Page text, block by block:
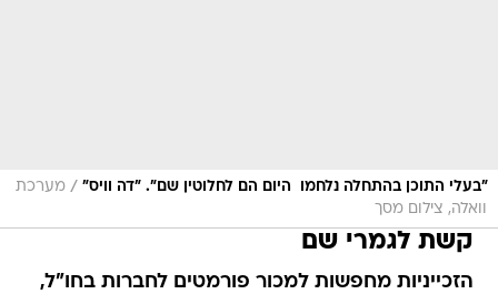
"בעלי התוכן בהתחלה נלחמו  היום הם לחלוטין שם". "דה וויס" / מערכת
וואלה, צילום מסך
קשת לגמרי שם
הזכייניות מחפשות למכור פורמטים לחברות בחו"ל,